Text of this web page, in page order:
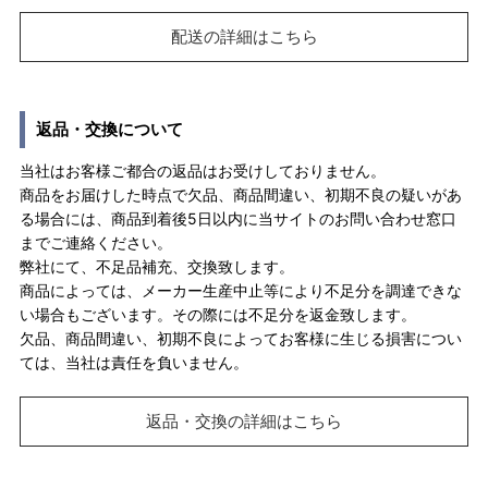
配送の詳細はこちら
返品・交換について
当社はお客様ご都合の返品はお受けしておりません。
商品をお届けした時点で欠品、商品間違い、初期不良の疑いがあ
る場合には、商品到着後5日以内に当サイトのお問い合わせ窓口
までご連絡ください。
弊社にて、不足品補充、交換致します。
商品によっては、メーカー生産中止等により不足分を調達できな
い場合もございます。その際には不足分を返金致します。
欠品、商品間違い、初期不良によってお客様に生じる損害につい
ては、当社は責任を負いません。
返品・交換の詳細はこちら